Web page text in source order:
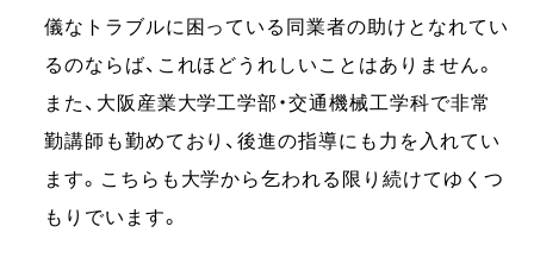
儀なトラブルに困っている同業者の助けとなれてい
るのならば、これほどうれしいことはありません。
また、大阪産業大学工学部・交通機械工学科で非常
勤講師も勤めており、後進の指導にも力を入れてい
ます。こちらも大学から乞われる限り続けてゆくつ
もりでいます。